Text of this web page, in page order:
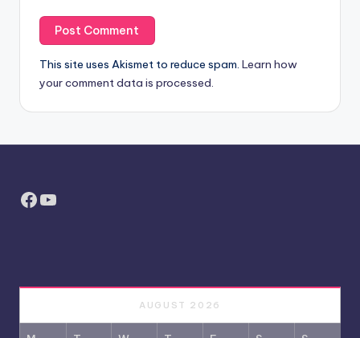
This site uses Akismet to reduce spam. Learn how
your comment data is processed.
Facebook
YouTube
AUGUST 2026